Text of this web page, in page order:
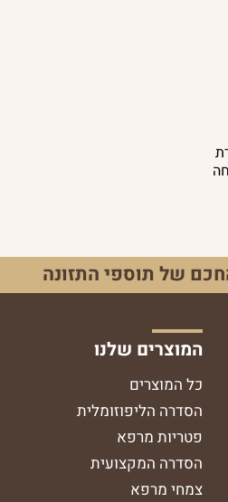
של תוספי התזונה
המוצרים שלנו
כל המוצרים
הסדרה הליפוזומלית
פטריות מרפא
הסדרה המקצועית
צמחי מרפא